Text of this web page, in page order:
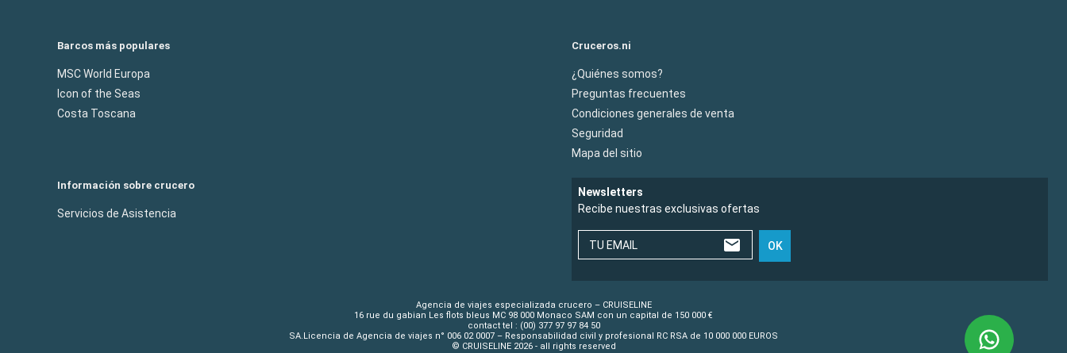
Barcos más populares
MSC World Europa
Icon of the Seas
Costa Toscana
Cruceros.ni
¿Quiénes somos?
Preguntas frecuentes
Condiciones generales de venta
Seguridad
Mapa del sitio
Información sobre crucero
Servicios de Asistencia
Newsletters
Recibe nuestras exclusivas ofertas
TU EMAIL OK
Agencia de viajes especializada crucero – CRUISELINE
16 rue du gabian Les flots bleus MC 98 000 Monaco SAM con un capital de 150 000 €
contact tel : (00) 377 97 97 84 50
SA.Licencia de Agencia de viajes n° 006 02 0007 – Responsabilidad civil y profesional RC RSA de 10 000 000 EUROS
© CRUISELINE 2026 - all rights reserved